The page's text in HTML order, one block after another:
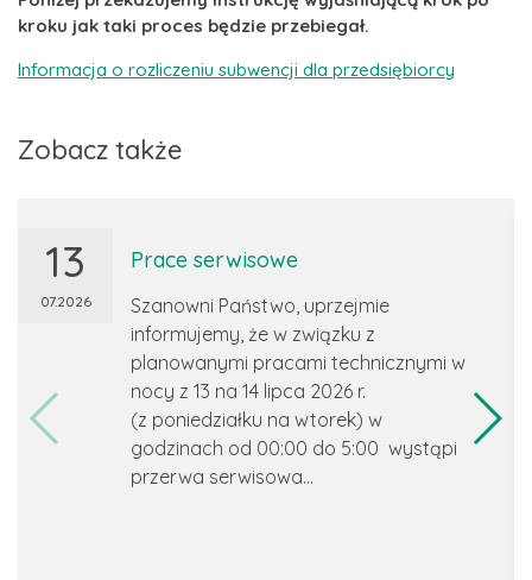
kroku jak taki proces będzie przebiegał.
Informacja o rozliczeniu subwencji dla przedsiębiorcy
Zobacz także
13
07.2026
Prace serwisowe
Szanowni Państwo, uprzejmie
informujemy, że w związku z
planowanymi pracami technicznymi w
nocy z 13 na 14 lipca 2026 r.
(z poniedziałku na wtorek) w
godzinach od 00:00 do 5:00 wystąpi
przerwa serwisowa...